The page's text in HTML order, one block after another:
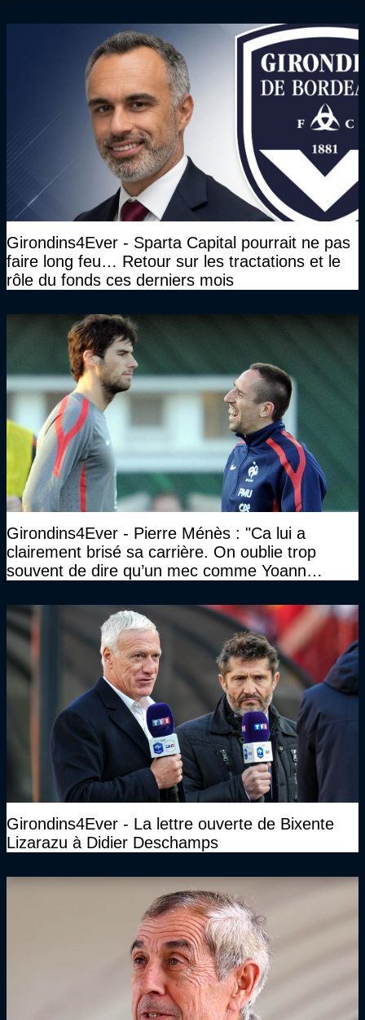
Girondins4Ever - Sparta Capital pourrait ne pas
faire long feu… Retour sur les tractations et le
rôle du fonds ces derniers mois
Girondins4Ever - Pierre Ménès : "Ca lui a
clairement brisé sa carrière. On oublie trop
souvent de dire qu’un mec comme Yoann
Girondins4Ever - La lettre ouverte de Bixente
Lizarazu à Didier Deschamps